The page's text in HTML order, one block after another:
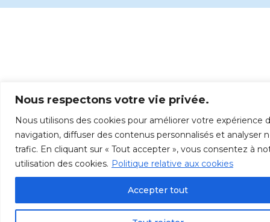
Nous respectons votre vie privée.
Nous utilisons des cookies pour améliorer votre expérience
navigation, diffuser des contenus personnalisés et analyser
trafic. En cliquant sur « Tout accepter », vous consentez à
utilisation des cookies. Politique relative aux cookies
Accepter tout